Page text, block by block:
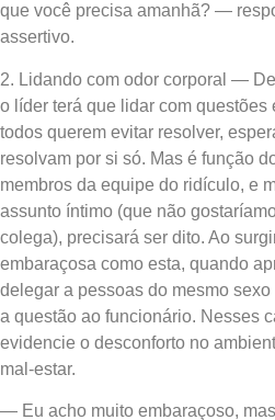
que você precisa amanhã? —
assertivo.
2. Lidando com odor corporal —
o líder terá que lidar com questões
todos querem evitar resolver,
resolvam por si só. Mas é função
membros da equipe do ridículo, e
assunto íntimo (que não
colega), precisará ser dito. Ao
embaraçosa como esta, quando
delegar a pessoas do mesmo
a questão ao funcionário. Nesses
evidencie o desconforto no
mal-estar.
— Eu acho muito embaraçoso,